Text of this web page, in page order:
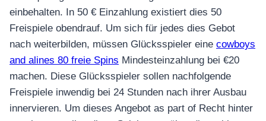
einbehalten. In 50 € Einzahlung existiert dies 50
Freispiele obendrauf. Um sich für jedes dies Gebot
nach weiterbilden, müssen Glücksspieler eine cowboys
and alines 80 freie Spins Mindesteinzahlung bei €20
machen. Diese Glücksspieler sollen nachfolgende
Freispiele inwendig bei 24 Stunden nach ihrer Ausbau
innervieren. Um dieses Angebot as part of Recht hinter